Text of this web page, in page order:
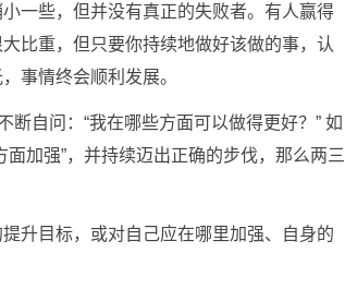
一些，但并没有真正的失败者。有人赢得
比重，但只要你持续地做好该做的事，认
事情终会顺利发展。
自问：“我在哪些方面可以做得更好？” 如
加强”，并持续迈出正确的步伐，那么两三
升目标，或对自己应在哪里加强、自身的